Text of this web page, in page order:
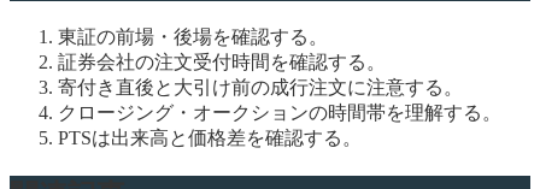
東証の前場・後場を確認する。
証券会社の注文受付時間を確認する。
寄付き直後と大引け前の成行注文に注意する。
クロージング・オークションの時間帯を理解する。
PTSは出来高と価格差を確認する。